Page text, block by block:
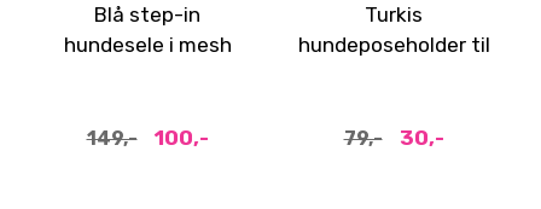
Blå step-in
hundesele i mesh
149,- 100,-
Turkis
hundeposeholder til
79,- 30,-